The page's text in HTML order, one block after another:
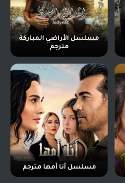
مسلسل الأراضي المباركة
مترجم
مسلسل أنا أمها مترجم